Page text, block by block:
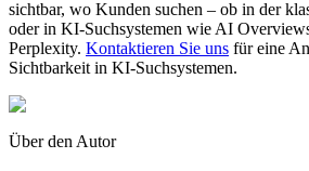
sichtbar, wo Kunden suchen – ob in der
oder in KI-Suchsystemen wie AI
Perplexity. Kontaktieren Sie uns für eine
Sichtbarkeit in KI-Suchsystemen.
Über den Autor